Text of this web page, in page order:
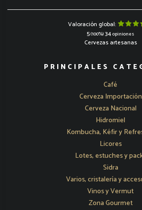
Valoración global:
5(100%)34opiniones
Cervezas artesanas
PRINCIPALES
Café
Cerveza Importación
Cerveza Nacional
Hidromiel
Kombucha, Kéfir y
Licores
Lotes, estuches y
Sidra
Varios, cristalería y
Vinos y Vermut
Zona Gourmet